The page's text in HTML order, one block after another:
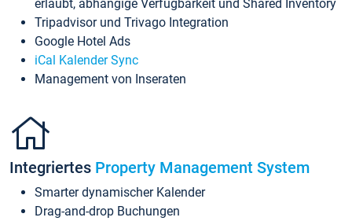
erlaubt, abhängige Verfügbarkeit und Shared Inventory
Tripadvisor und Trivago Integration
Google Hotel Ads
iCal Kalender Sync
Management von Inseraten
Integriertes Property Management System
Smarter dynamischer Kalender
Drag-and-drop Buchungen